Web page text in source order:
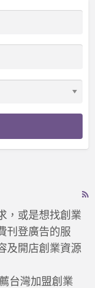
，或是想找創業
刊登廣告的服
及開店創業資源
台灣加盟創業